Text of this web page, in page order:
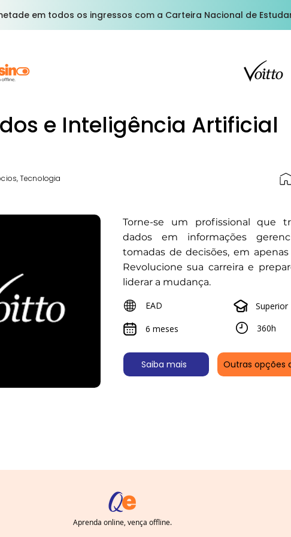
em todos os ingressos com a Carteira Nacional de
e Inteligência Artificial
Tecnologia
Torne-se um profissional que
dados em informações
tomadas de decisões, em apenas
Revolucione sua carreira e
liderar a mudança.
EAD
Superior
6 meses
360h
Saiba mais Outras opções
Aprenda online, vença offline.